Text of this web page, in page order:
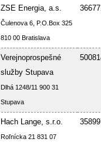
ZSE Energia, a.s.
Čulenova 6, P.O.Box 325
810 00 Bratislava
Verejnoprospešné
služby Stupava
Dlhá 1248/11 900 31
Stupava
Hach Lange, s.r.o.
Roľnícka 21 831 07